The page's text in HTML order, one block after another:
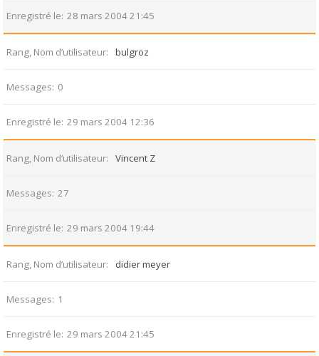
Enregistré le 28 mars 2004 21:45
Rang, Nom d’utilisateur bulgroz
Messages 0
Enregistré le 29 mars 2004 12:36
Rang, Nom d’utilisateur Vincent Z
Messages 27
Enregistré le 29 mars 2004 19:44
Rang, Nom d’utilisateur didier meyer
Messages 1
Enregistré le 29 mars 2004 21:45